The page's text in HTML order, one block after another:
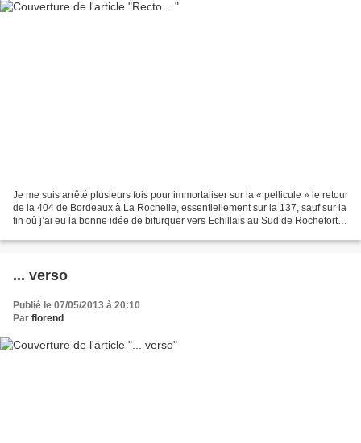
Je me suis arrêté plusieurs fois pour immortaliser sur la « pellicule » le retour
de la 404 de Bordeaux à La Rochelle, essentiellement sur la 137, sauf sur la
fin où j’ai eu la bonne idée de bifurquer vers Echillais au Sud de Rochefort
... verso
Publié le 07/05/2013 à 20:10
Par florend